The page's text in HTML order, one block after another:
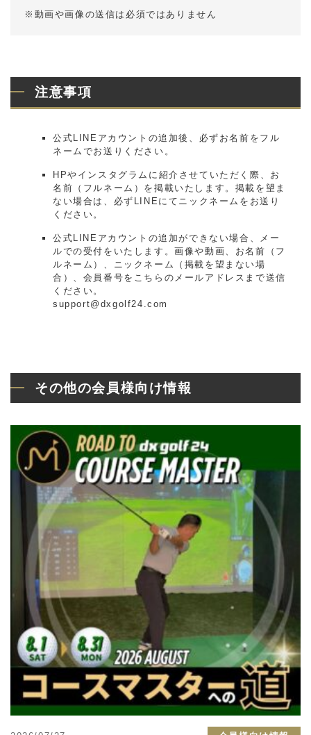
※動画や画像の送信は必須ではありません
注意事項
公式LINEアカウントの追加後、必ずお名前をフル
ネームでお送りください。
HPやインスタグラムに紹介させていただく際、お
名前（フルネーム）を掲載いたします。掲載を望ま
ない場合は、必ずLINEにてニックネームをお送り
ください。
公式LINEアカウントの追加ができない場合、メー
ルでの受付をいたします。画像や動画、お名前（フ
ルネーム）、ニックネーム（掲載を望まない場
合）、会員番号をこちらのメールアドレスまで送信
ください。
support@dxgolf24.com
その他の会員様向け情報